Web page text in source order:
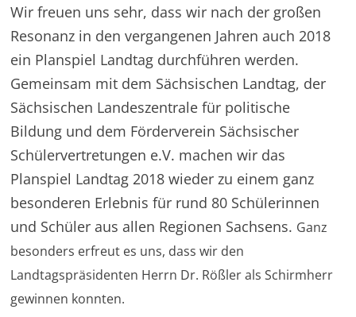
Wir freuen uns sehr, dass wir nach der großen
Resonanz in den vergangenen Jahren auch 2018
ein Planspiel Landtag durchführen werden.
Gemeinsam mit dem Sächsischen Landtag, der
Sächsischen Landeszentrale für politische
Bildung und dem Förderverein Sächsischer
Schülervertretungen e.V. machen wir das
Planspiel Landtag 2018 wieder zu einem ganz
besonderen Erlebnis für rund 80 Schülerinnen
und Schüler aus allen Regionen Sachsens. Ganz
besonders erfreut es uns, dass wir den
Landtagspräsidenten Herrn Dr. Rößler als Schirmherr
gewinnen konnten.